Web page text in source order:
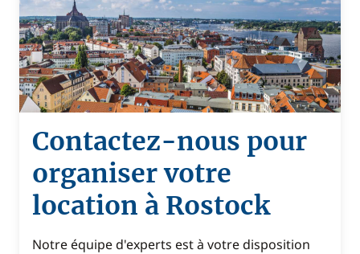
Contactez-nous pour
organiser votre
location à Rostock
Notre équipe d'experts est à votre disposition